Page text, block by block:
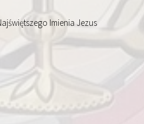
Imienia Jezus